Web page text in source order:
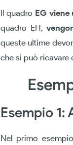
Il quadro EG
quadro EH,
queste ultime
che si può ricavare
Esempio 1:
Nel primo